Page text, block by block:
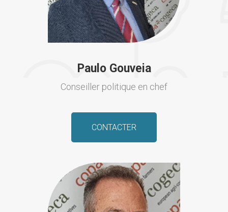
Paulo Gouveia
Conseiller politique en chef
CONTACTER